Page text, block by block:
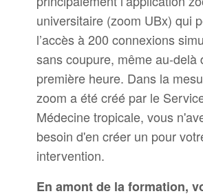
universitaire (zoom UBx) qui
l’accès à 200 connexions
sans coupure, même au-delà
première heure. Dans la
zoom a été créé par le
Médecine tropicale, vous
besoin d'en créer un pour
intervention.
En amont de la formation,